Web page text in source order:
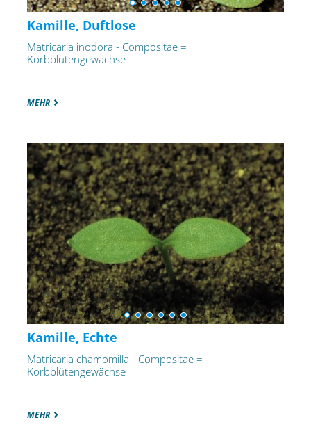
Kamille, Duftlose
Matricaria inodora - Compositae =
Korbblütengewächse
MEHR
Kamille, Echte
Matricaria chamomilla - Compositae =
Korbblütengewächse
MEHR